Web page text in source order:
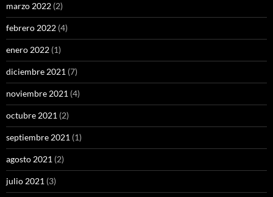
marzo 2022 (2)
febrero 2022 (4)
enero 2022 (1)
diciembre 2021 (7)
noviembre 2021 (4)
octubre 2021 (2)
septiembre 2021 (1)
agosto 2021 (2)
julio 2021 (3)